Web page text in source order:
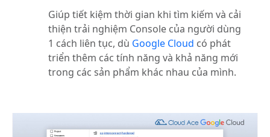
Giúp tiết kiệm thời gian khi tìm kiếm và cải
thiện trải nghiệm Console của người dùng
1 cách liên tục, dù Google Cloud có phát
triển thêm các tính năng và khả năng mới
trong các sản phẩm khác nhau của mình.